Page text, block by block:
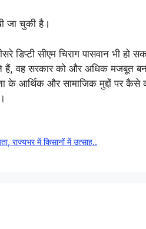
जा चुकी है।
डिप्टी सीएम चिराग पासवान भी हो
वह सरकार को और अधिक मजबूत
के आर्थिक और सामाजिक मुद्दों पर
राज्यभर में किसानों में उत्साह..